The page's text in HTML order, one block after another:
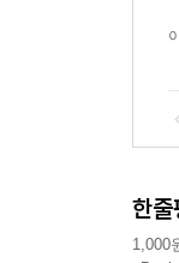
한줄
1,000